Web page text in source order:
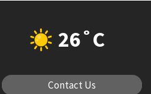
26˚C
Contact Us